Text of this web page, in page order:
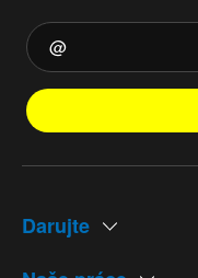
Darujte